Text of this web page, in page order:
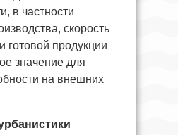
в частности
скорость
готовой продукции
значение для
на внешних